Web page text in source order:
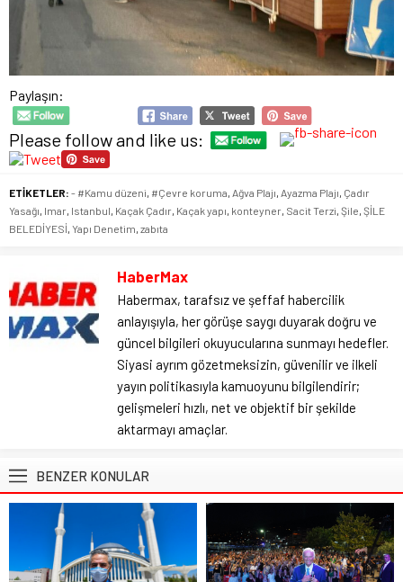
Paylaşın:
Please follow and like us:
ETİKETLER: - #Kamu düzeni, #Çevre koruma, Ağva Plajı, Ayazma Plajı, Çadır
Yasağı, Imar, Istanbul, Kaçak Çadır, Kaçak yapı, konteyner, Sacit Terzi, Şile, ŞİLE
BELEDİYESİ, Yapı Denetim, zabıta
HaberMax
Habermax, tarafsız ve şeffaf habercilik
anlayışıyla, her görüşe saygı duyarak doğru ve
güncel bilgileri okuyucularına sunmayı hedefler.
Siyasi ayrım gözetmeksizin, güvenilir ve ilkeli
yayın politikasıyla kamuoyunu bilgilendirir;
gelişmeleri hızlı, net ve objektif bir şekilde
aktarmayı amaçlar.
BENZER KONULAR